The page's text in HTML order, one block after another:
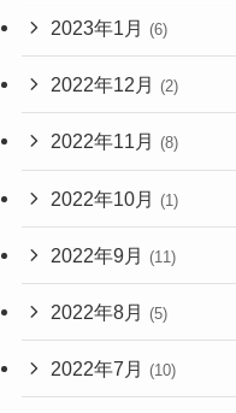
2023年1月 (6)
2022年12月 (2)
2022年11月 (8)
2022年10月 (1)
2022年9月 (11)
2022年8月 (5)
2022年7月 (10)